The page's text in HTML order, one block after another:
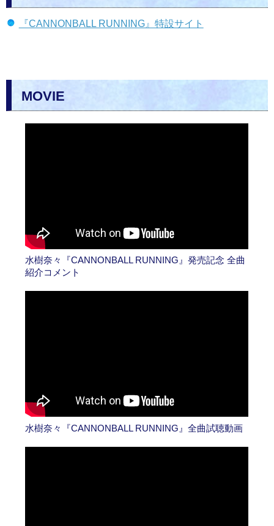
『CANNONBALL RUNNING』特設サイト
MOVIE
水樹奈々『CANNONBALL RUNNING』発売記念 全曲
紹介コメント
水樹奈々『CANNONBALL RUNNING』全曲試聴動画